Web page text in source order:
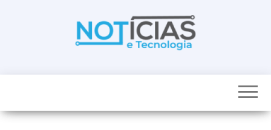
noticias de
num só lugar